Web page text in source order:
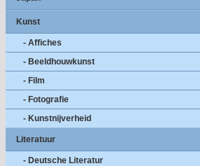
Kunst
- Affiches
- Beeldhouwkunst
- Film
- Fotografie
- Kunstnijverheid
Literatuur
- Deutsche Literatur